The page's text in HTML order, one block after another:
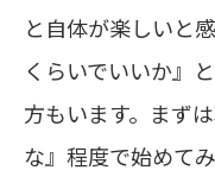
と自体が楽しいと
くらいでいいか』
方もいます。まず
な』程度で始めて